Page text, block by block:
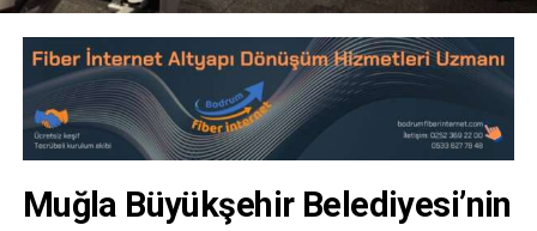
Muğla Büyükşehir Belediyesi’nin